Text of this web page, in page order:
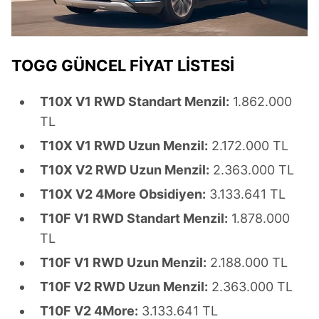
Çerezlere ilişkin tercihlerinizi aşağıda yer alan panel
için Ayarlar butonuna tıklayabilir,
Çerez Bilgilendirme
6698 sayılı Kişisel Verilerin Korunması Kanunu uyarınca
ilgili mevzuata uygun olarak kullanılan çerezlerle ilgili bilgi
almak için lütfen tıklayınız.
TOGG GÜNCEL FİYAT LİSTESİ
T10X V1 RWD Standart Menzil: 1.862.000
TL
T10X V1 RWD Uzun Menzil: 2.172.000 TL
T10X V2 RWD Uzun Menzil: 2.363.000 TL
T10X V2 4More Obsidiyen: 3.133.641 TL
T10F V1 RWD Standart Menzil: 1.878.000
TL
T10F V1 RWD Uzun Menzil: 2.188.000 TL
T10F V2 RWD Uzun Menzil: 2.363.000 TL
T10F V2 4More: 3.133.641 TL